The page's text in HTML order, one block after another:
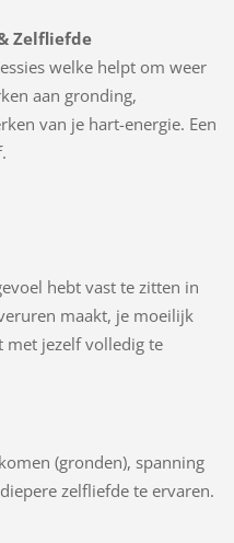
Zelfliefde
welke helpt om weer
aan gronding,
van je hart-energie. Een
hebt vast te zitten in
maakt, je moeilijk
met jezelf volledig te
(gronden), spanning
zelfliefde te ervaren.